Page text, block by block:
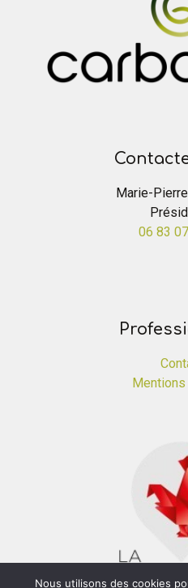
Marie-
06 83
Nous utilisons des cookies